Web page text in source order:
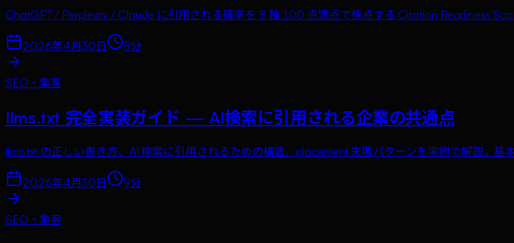
ChatGPT / Perplexity / Claude に引用される確率を 8 軸 100 点満点で採点する Citation Readiness
2026年4月30日 8分
SEO・集客
llms.txt 完全実装ガイド — AI検索に引用される企業の共通点
llms.txt の正しい書き方、AI 検索に引用されるための構造、placement 失敗パターンを実例で解説。基
2026年4月30日 9分
SEO・集客